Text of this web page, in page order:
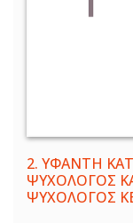
2. ΥΦΑΝΤΗ
ΨΥΧΟΛΟΓΟΣ
ΨΥΧΟΛΟΓΟΣ